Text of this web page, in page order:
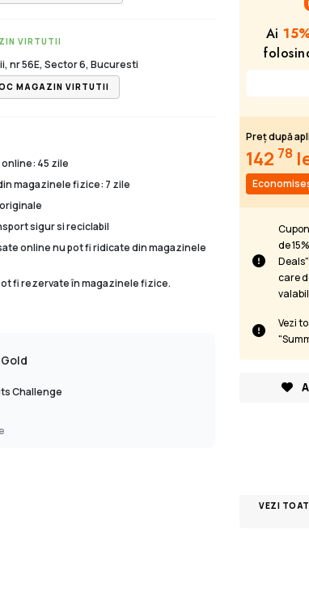
VIRTUTII
nr 56E, Sector 6, Bucuresti
MAGAZIN VIRTUTII
45 zile
magazinele fizice: 7 zile
sigur si reciclabil
online nu pot fi ridicate din magazinele
fi rezervate în magazinele fizice.
Challenge
Ai
Preț după
142 78
de
care
Vezi
VEZI